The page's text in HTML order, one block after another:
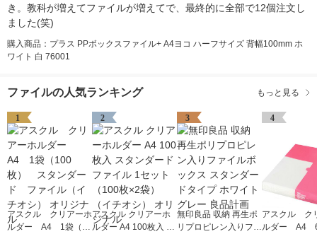
き。教科が増えてファイルが増えてで、最終的に全部で12個注文し
ました(笑)
購入商品：プラス PPボックスファイル+ A4ヨコ ハーフサイズ 背幅100mm ホ
ワイト 白 76001
ファイルの人気ランキング もっと見る
1
アスクル クリアーホ
ルダー A4 1袋（10
2
アスクル クリアーホ
ルダー A4 100枚入 ス
3
無印良品 収納 再生ポ
リプロピレン入りファ
4
アスクル ク
ルダー A4